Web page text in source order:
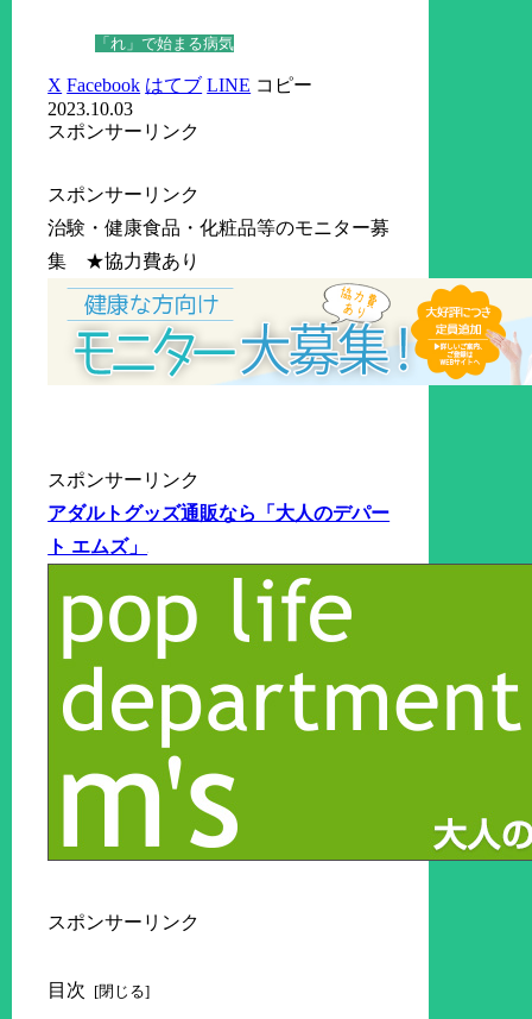
「れ」で始まる病気
X Facebook はてブ LINE コピー
2023.10.03
スポンサーリンク
スポンサーリンク
治験・健康食品・化粧品等のモニター募
集 ★協力費あり
スポンサーリンク
アダルトグッズ通販なら「大人のデパー
ト エムズ」
スポンサーリンク
目次